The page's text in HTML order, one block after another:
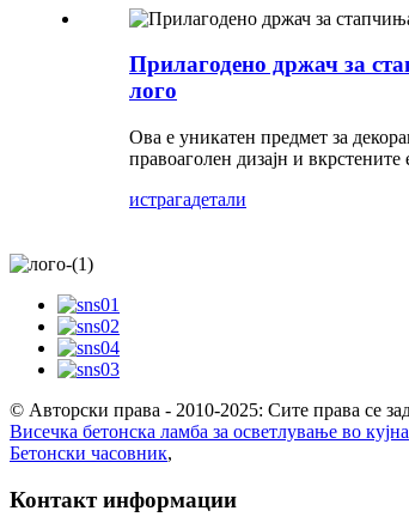
Прилагодено држач за
лого
Ова е уникатен предмет за
правоаголен дизајн и
истрагадетали
© Авторски права - 2010-2025: Сите права се
Висечка бетонска ламба за осветлување во кујна
Бетонски часовник,
Контакт информации